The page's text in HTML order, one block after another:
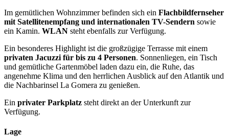
Im gemütlichen Wohnzimmer befinden sich ein Flachbildfernseher
mit Satellitenempfang und internationalen TV-Sendern sowie
ein Kamin. WLAN steht ebenfalls zur Verfügung.
Ein besonderes Highlight ist die großzügige Terrasse mit einem
privaten Jacuzzi für bis zu 4 Personen. Sonnenliegen, ein Tisch
und gemütliche Gartenmöbel laden dazu ein, die Ruhe, das
angenehme Klima und den herrlichen Ausblick auf den Atlantik und
die Nachbarinsel La Gomera zu genießen.
Ein privater Parkplatz steht direkt an der Unterkunft zur
Verfügung.
Lage